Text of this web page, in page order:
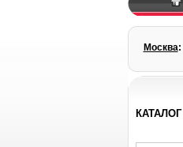
Москва:
КАТАЛОГ